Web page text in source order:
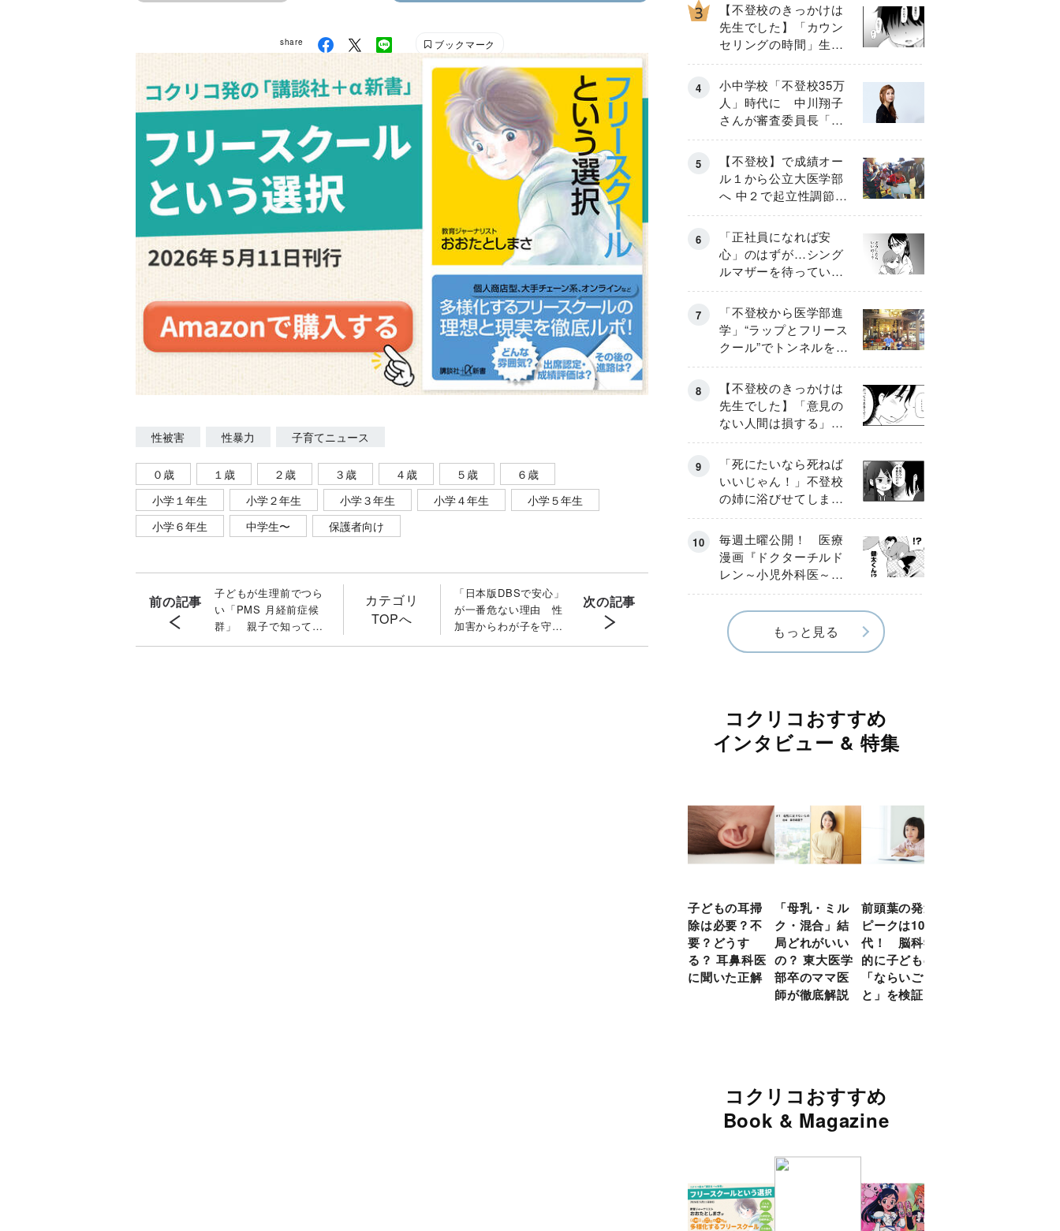
share ブックマーク
性被害 性暴力 子育てニュース
０歳 １歳 ２歳 ３歳 ４歳 ５歳
６歳
小学１年生
小学２年生 小学３年生 小学４年生
小学５年生
小学６年生
中学生〜 保護者向け
前の記事
子どもが生理前でつら
い「PMS 月経前症候
群」 親子で知ってお
きたい対処法とは〔子
カテゴリ
TOPへ
「日本版DBSで安心」
が一番危ない理由 性
加害からわが子を守る
「男児への性教育」と
次の記事
【不登校のきっかけは
先生でした】「カウン
セリングの時間」生徒
の情報をバラしたの
は…《第２話》
小中学校「不登校35万
人」時代に 中川翔子
さんが審査委員長「不
登校生動画甲子園
2026」が開催
【不登校】で成績オー
ル１から公立大医学部
へ 中２で起立性調節障
害「治るまで３年」の
診断 そのとき母は
「正社員になれば安
心」のはずが…シング
ルマザーを待ってい
た“魔の２年間”【前編】
「不登校から医学部進
学」“ラップとフリース
クール”でトンネルを脱
して高校受験へ〔元野
球少年の実話〕
【不登校のきっかけは
先生でした】「意見の
ない人間は損する」担
任の一言が苦しみに…
《第１話》
「死にたいなら死ねば
いいじゃん！」不登校
の姉に浴びせてしまっ
た言葉【番外編・後
編】
毎週土曜公開！ 医療
漫画『ドクターチルド
レン～小児外科医～』
【Episode.４】
もっと見る
コクリコおすすめ
インタビュー & 特集
子どもの耳掃
除は必要？不
要？どうす
る？ 耳鼻科医
に聞いた正解
「母乳・ミル
ク・混合」結
局どれがいい
の？ 東大医学
部卒のママ医
師が徹底解説
前頭葉の発達
ピークは10
代！ 脳科学
的に子どもの
「ならいご
と」を検証
コクリコおすすめ
Book & Magazine